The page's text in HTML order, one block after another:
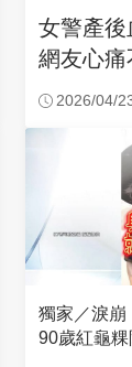
女警產
網友心痛
2026/04/
獨家／淚
90歲紅龜